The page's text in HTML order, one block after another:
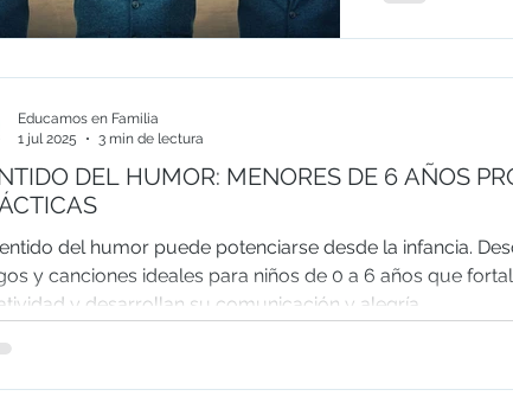
emociones
autonomía,
DEL HUMOR: MENORES DE 6 AÑOS
del humor puede potenciarse desde la infancia.
y canciones ideales para niños de 0 a 6 años que
y desarrollan su comunicación y alegría.
Educamos en Familia
1 jul 2025
3 min de lectura